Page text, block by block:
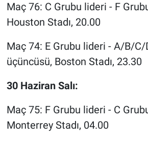
Maç 76: C Grubu lideri - F
Houston Stadı, 20.00
Maç 74: E Grubu lideri - A/B/C/
üçüncüsü, Boston Stadı, 23.30
30 Haziran Salı:
Maç 75: F Grubu lideri - C
Monterrey Stadı, 04.00